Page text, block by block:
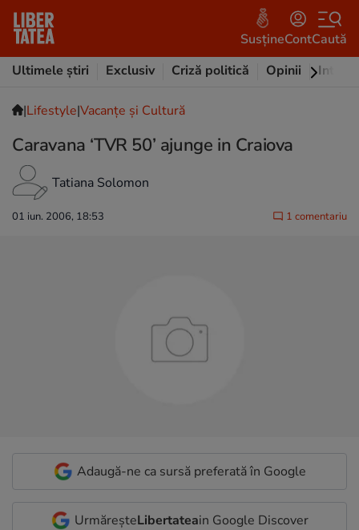
SusțineContCaută
Ultimele știri
Exclusiv Criză politică Opinii
|Lifestyle|Vacanțe și Cultură
Caravana ‘TVR 50’ ajunge in Craiova
Tatiana Solomon
01 iun. 2006, 18:53 1 comentariu
Adaugă-ne ca sursă preferată în Google
UrmăreșteLibertateain Google Discover